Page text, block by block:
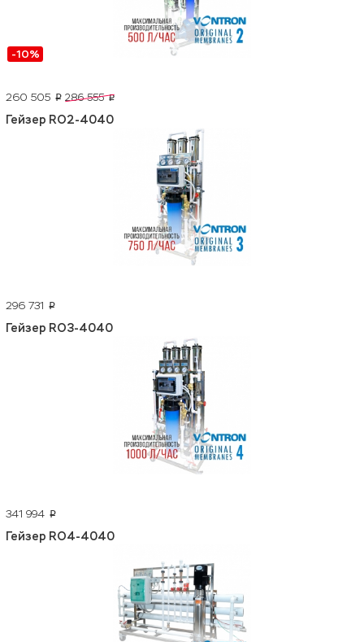
-10%
260 505 p 286 555 p
Гейзер RO2-4040
296 731 p
Гейзер RO3-4040
341 994 p
Гейзер RO4-4040